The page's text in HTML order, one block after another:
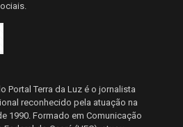
Portal Terra da Luz é o jornalista
reconhecido pela atuação na
1990. Formado em Comunicação